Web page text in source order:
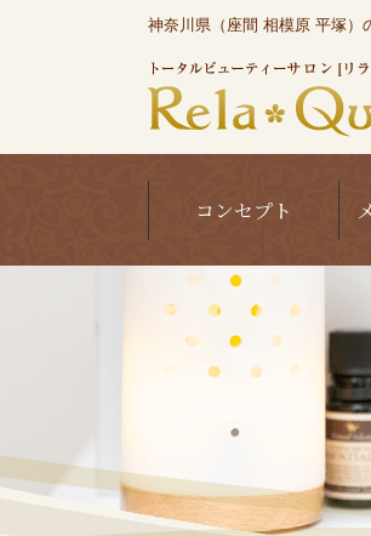
神奈川県（座間 相模原 平塚）
コンセプト